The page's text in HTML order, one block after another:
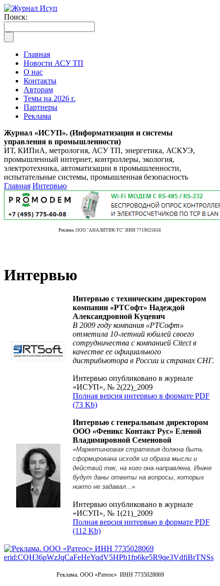
Поиск:
Главная
Новости АСУ ТП
О нас
Контакты
Авторам
Темы на 2026 г.
Партнеры
Реклама
Журнал «ИСУП». (Информатизация и системы
управления в промышленности)
ИТ, КИПиА, метрология, АСУ ТП, энергетика, АСКУЭ,
промышленный интернет, контроллеры, экология,
электротехника, автоматизации в промышленности,
испытательные системы, промышленная безопасность
Главная Интервью
Реклама. ООО "АНАЛИТИК-ТС" ИНН 7719025656
Интервью
Интервью с техническим директором
компании «РТСофт» Надеждой
Александровной Куцевич
В 2009 году компания «РТСофт»
отметила 10-летний юбилей своего
сотрудничества с компанией Citect в
качестве ее официального
дистрибьютора в России и странах СНГ.
Интервью опубликовано в журнале
«ИСУП», № 2(22)_2009
Полная версия интервью в формате PDF
(73 Kb)
Интервью с генеральным директором
ООО «Феникс Контакт Рус» Еленой
Владимировной Семеновой
«Маркетинговая стратегия должна быть
сформирована исходя из образа мысли и
действий тех, на кого она направлена. Иначе
будут даны ответы на вопросы, которых
никто не задавал...»
Интервью опубликовано в журнале
«ИСУП», № 1(21)_2009
Полная версия интервью в формате PDF
(112 Kb)
Реклама. ООО «Ратеос» ИНН 7735028069